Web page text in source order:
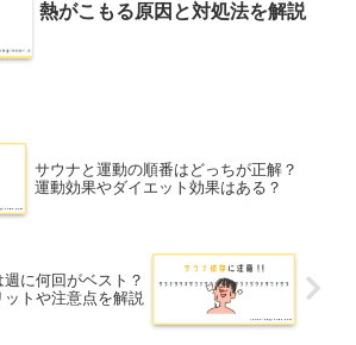
熱がこもる原因と対処法を解説
サウナと運動の順番はどっちが正解？
運動効果やダイエット効果はある？
に何回がベスト？
トや注意点を解説